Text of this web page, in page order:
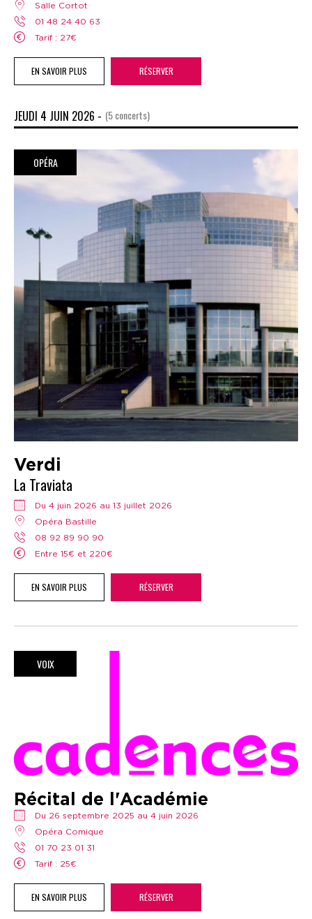
Salle Cortot
01 48 24 40 63
Tarif : 27€
EN SAVOIR PLUS RÉSERVER
JEUDI 4 JUIN 2026 - (5 concerts)
OPÉRA
Verdi
La Traviata
Du 4 juin 2026 au 13 juillet 2026
Opéra Bastille
08 92 89 90 90
Entre 15€ et 220€
EN SAVOIR PLUS RÉSERVER
VOIX
Récital de l'Académie
Du 26 septembre 2025 au 4 juin 2026
Opéra Comique
01 70 23 01 31
Tarif : 25€
EN SAVOIR PLUS RÉSERVER